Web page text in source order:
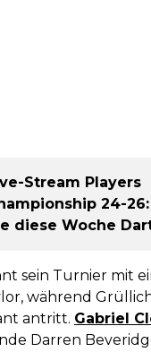
Stream Players
24-
diese Woche
sein Turnier mit
während
antritt. Gabriel
Darren